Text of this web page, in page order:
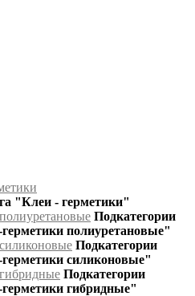
"Клеи - герметики"
Подкатегории
полиуретановые"
Подкатегории
силиконовые"
Подкатегории
гибридные"